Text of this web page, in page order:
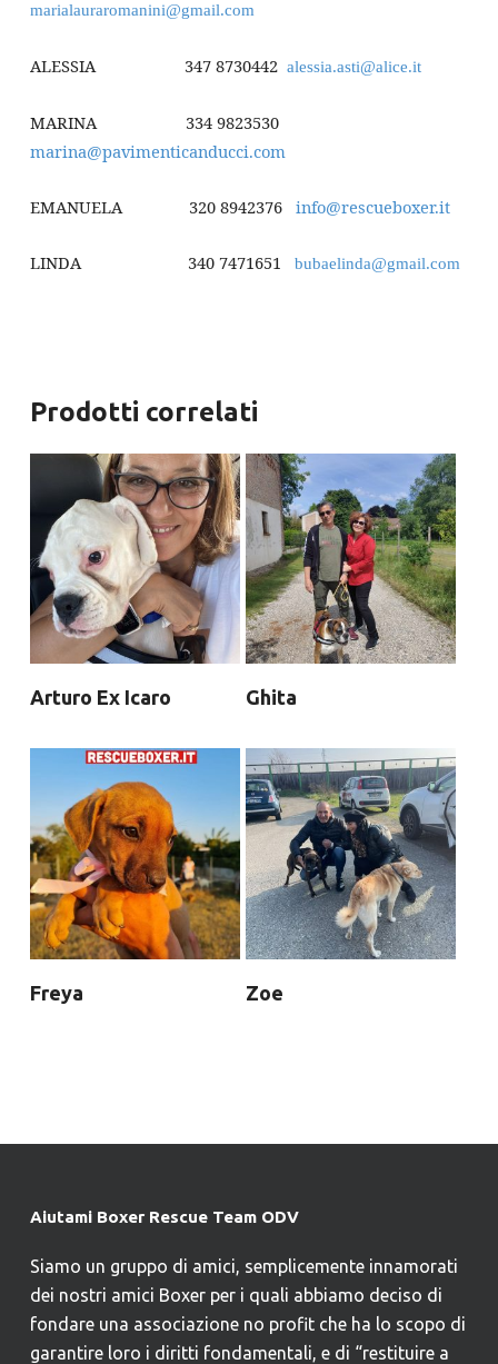
marialauraromanini@gmail.com
ALESSIA 347 8730442 alessia.asti@alice.it
MARINA 334 9823530
marina@pavimenticanducci.com
EMANUELA 320 8942376 info@rescueboxer.it
LINDA 340 7471651 bubaelinda@gmail.com
Prodotti correlati
Arturo Ex Icaro Ghita
Freya Zoe
Aiutami Boxer Rescue Team ODV
Siamo un gruppo di amici, semplicemente innamorati
dei nostri amici Boxer per i quali abbiamo deciso di
fondare una associazione no profit che ha lo scopo di
garantire loro i diritti fondamentali, e di “restituire a